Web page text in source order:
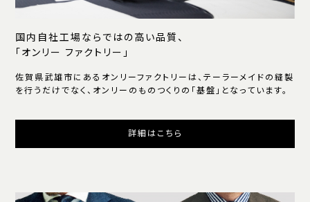
国内自社工場ならではの高い品質、
「オンリー ファクトリー」
佐賀県武雄市にあるオンリーファクトリーは、テーラーメイドの縫製
を行うだけでなく、オンリーのものつくりの「基盤」となっています。
詳細はこちら